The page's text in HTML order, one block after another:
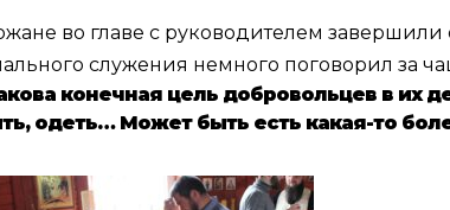
во главе с руководителем
служения немного поговорил за
конечная цель добровольцев в их
одеть… Может быть есть какая-то